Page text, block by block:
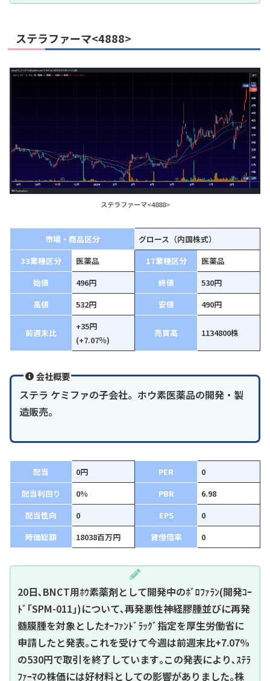
ステラファーマ<4888>
ステラファーマ<4888>
市場・商品区分
グロース（内国株式）
33業種区分
医薬品 17業種区分
医薬品
始値
496円 終値
530円
高値
532円 安値 490円
前週末比
+35円
(+7.07％)
売買高 1134800株
会社概要
ステラ ケミファの子会社。ホウ素医薬品の開発・製
造販売。
配当 0円 PER
0
配当利回り
0% PBR
6.98
配当性向
0 EPS
0
時価総額
18038百万円 貸借倍率 0
20日､BNCT用ﾎｳ素薬剤として開発中のﾎﾞﾛﾌｧﾗﾝ(開発ｺｰ
ﾄﾞ｢SPM-011｣)について､再発悪性神経膠腫並びに再発
髄膜腫を対象としたｵｰﾌｧﾝﾄﾞﾗｯｸﾞ指定を厚生労働省に
申請したと発表｡これを受けて今週は前週末比+7.07%
の530円で取引を終了しています｡この発表により､ｽﾃﾗ
ﾌｧｰﾏの株価には好材料としての影響がありました｡株